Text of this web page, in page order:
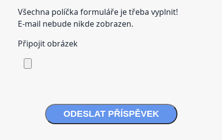
Všechna políčka formuláře je třeba vyplnit!
E-mail nebude nikde zobrazen.
Připojit obrázek
ODESLAT PŘÍSPĚVEK